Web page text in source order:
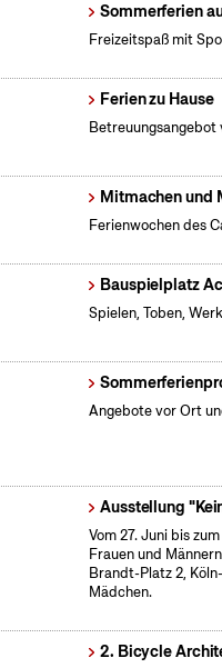
Sommerferien
Freizeitspaß mit
Ferien zu Hause
Mitmachen und
Ferienwochen des
Bauspielplatz
Spielen, Toben,
Angebote vor Ort
Ausstellung
Vom 27. Juni bis
Frauen und
Brandt-Platz 2,
Mädchen.
2. Bicycle